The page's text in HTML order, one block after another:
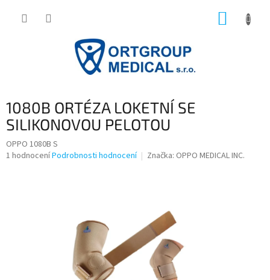
1080B ORTÉZA LOKETNÍ SE
SILIKONOVOU PELOTOU
OPPO 1080B S
Průměrné
1 hodnoceníPodrobnosti hodnocení Značka: OPPO MEDICAL INC.